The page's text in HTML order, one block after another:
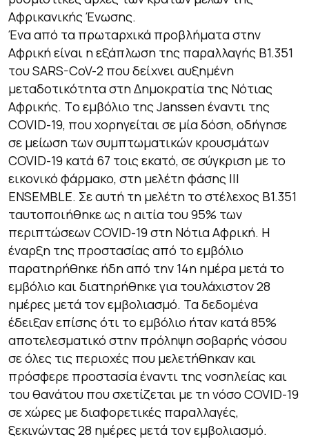
Αφρικανικής Ένωσης.
Ένα από τα πρωταρχικά προβλήματα στην
Αφρική είναι η εξάπλωση της παραλλαγής B1.351
του SARS-CoV-2 που δείχνει αυξημένη
μεταδοτικότητα στη Δημοκρατία της Νότιας
Αφρικής. Tο εμβόλιο της Janssen έναντι της
COVID-19, που χορηγείται σε μία δόση, οδήγησε
σε μείωση των συμπτωματικών κρουσμάτων
COVID-19 κατά 67 τοις εκατό, σε σύγκριση με το
εικονικό φάρμακο, στη μελέτη φάσης ΙΙΙ
ENSEMBLE. Σε αυτή τη μελέτη το στέλεχος Β1.351
ταυτοποιήθηκε ως η αιτία του 95% των
περιπτώσεων COVID-19 στη Νότια Αφρική. Η
έναρξη της προστασίας από το εμβόλιο
παρατηρήθηκε ήδη από την 14η ημέρα μετά το
εμβόλιο και διατηρήθηκε για τουλάχιστον 28
ημέρες μετά τον εμβολιασμό. Τα δεδομένα
έδειξαν επίσης ότι το εμβόλιο ήταν κατά 85%
αποτελεσματικό στην πρόληψη σοβαρής νόσου
σε όλες τις περιοχές που μελετήθηκαν και
πρόσφερε προστασία έναντι της νοσηλείας και
του θανάτου που σχετίζεται με τη νόσο COVID-19
σε χώρες με διαφορετικές παραλλαγές,
ξεκινώντας 28 ημέρες μετά τον εμβολιασμό.